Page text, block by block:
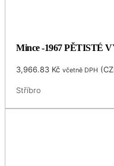
Mince -1967 PĚTISTÉ
3,966.83 Kč včetně DPH (
Stříbro